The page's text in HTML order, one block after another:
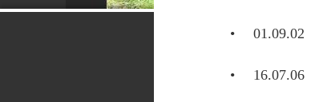
01.09.02
16.07.06